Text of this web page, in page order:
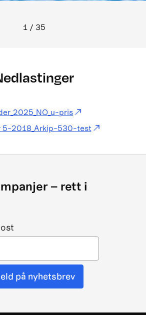
1/ 35
pris
5-2018_Arkip-530-test
– rett i
på nyhetsbrev